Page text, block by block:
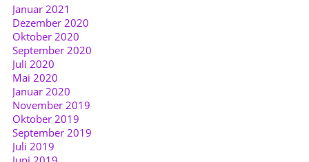
Januar 2021
Dezember 2020
Oktober 2020
September 2020
Juli 2020
Mai 2020
Januar 2020
November 2019
Oktober 2019
September 2019
Juli 2019